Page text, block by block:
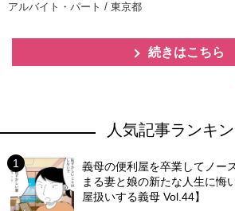
アルバイト・パート / 東京都
続きはこちら
人気記事ランキ
義母の便利屋を卒業してノー
まる妻と娘の新たな人生に悔
屋扱いする義母 Vol.44】